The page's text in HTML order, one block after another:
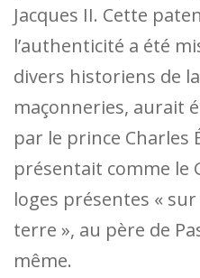
Jacques II. Cette
l’authenticité a été
divers historiens de
maçonneries, aurait
par le prince Charles
présentait comme le
loges présentes «
terre », au père de
même.